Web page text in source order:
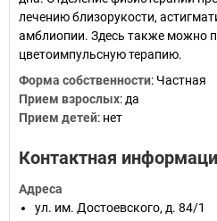
лечению близорукости,
амблиопии. Здесь также можно
цветоимпульсную терапию.
Форма собственности: Частная
Прием взрослых: да
Прием детей: нет
Контактная
Адреса
ул. им. Достоевского, д. 84/1